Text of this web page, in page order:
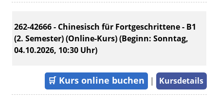
262-42666 - Chinesisch für Fortgeschrittene - B1
(2. Semester) (Online-Kurs) (Beginn: Sonntag,
04.10.2026, 10:30 Uhr)
🛒 Kurs online buchen | Kursdetails